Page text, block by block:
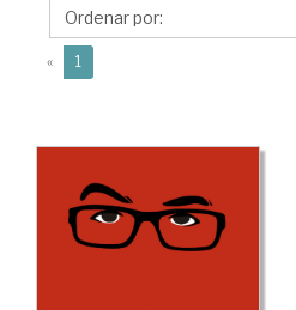
Juan
Manuel
« 1